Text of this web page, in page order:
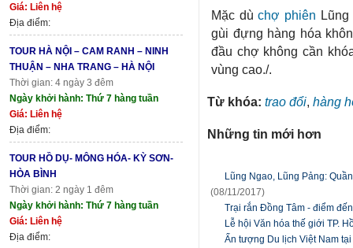
Giá: Liên hệ
Địa điểm:
TOUR HÀ NỘI – CAM RANH – NINH
THUẬN – NHA TRANG – HÀ NỘI
Thời gian: 4 ngày 3 đêm
Ngày khởi hành: Thứ 7 hàng tuần
Giá: Liên hệ
Địa điểm:
TOUR HỒ DỤ- MÔNG HÓA- KỲ SƠN-
HÒA BÌNH
Thời gian: 2 ngày 1 đêm
Ngày khởi hành: Thứ 7 hàng tuần
Giá: Liên hệ
Địa điểm:
Mặc dùchợ phiên
gùi đựng hàng hóa
đầu chợ không cần
vùng cao./.
Từ khóa: trao đổi, hàng
Những tin mới hơn
Lũng Ngao, Lũng Pảng:
(08/11/2017)
Trại rắn Đồng Tâm - điểm
Lễ hội Văn hóa thế giới TP.
Ấn tượng Du lịch Việt Nam